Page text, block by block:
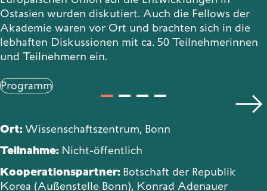
Ostasien wurden diskutiert. Auch die Fellows der
Akademie waren vor Ort und brachten sich in die
lebhaften Diskussionen mit ca. 50 Teilnehmerinnen
und Teilnehmern ein.
Programm
Ort:Wissenschaftszentrum, Bonn
Teilnahme: Nicht-öffentlich
Kooperationspartner:Botschaft der Republik
Korea (Außenstelle Bonn), Konrad Adenauer